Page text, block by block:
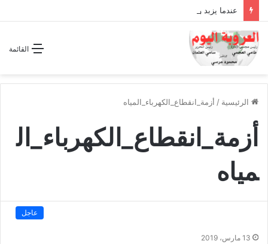
عندما يزبد ويرعد الفرس المجوس !!
القائمة
الرئيسية / أزمة_انقطاع_الكهرباء_المياه
أزمة_انقطاع_الكهرباء_ال
مياه
عاجل
13 مارس، 2019